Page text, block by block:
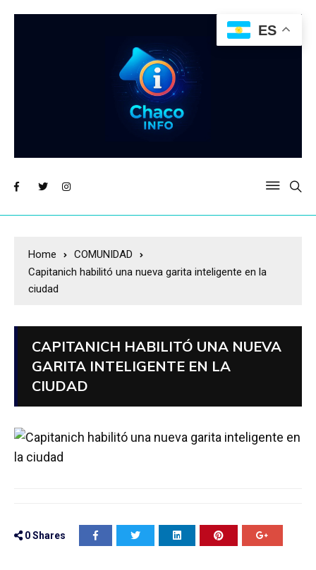
Home
COMUNIDAD
Capitanich habilitó una nueva garita inteligente en la
ciudad
CAPITANICH HABILITÓ UNA NUEVA
GARITA INTELIGENTE EN LA
CIUDAD
0Shares
ES